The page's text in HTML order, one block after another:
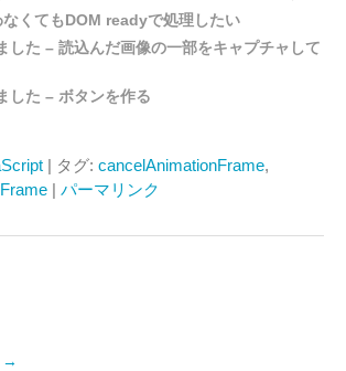
くてもDOM readyで処理したい
した – 読込んだ画像の一部をキャプチャして
した – ボタンを作る
| タグ: cancelAnimationFrame,
| パーマリンク
→